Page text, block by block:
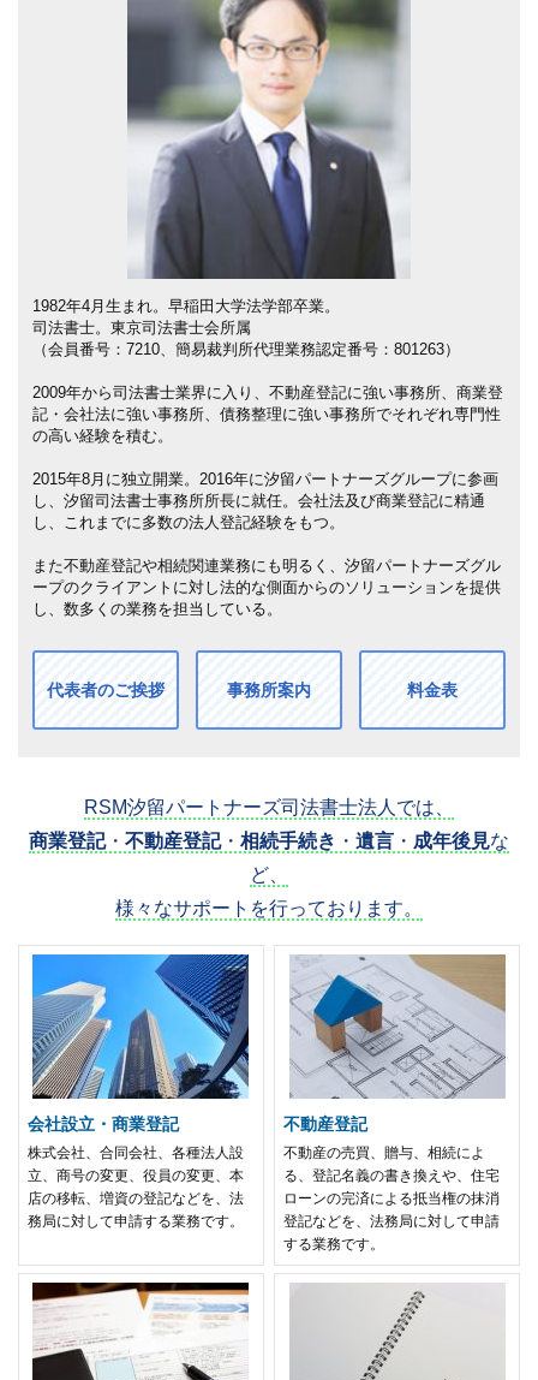
1982年4月生まれ。早稲田大学法学部卒業。
司法書士。東京司法書士会所属
（会員番号：7210、簡易裁判所代理業務認定番号：801263）
2009年から司法書士業界に入り、不動産登記に強い事務所、商業登
記・会社法に強い事務所、債務整理に強い事務所でそれぞれ専門性
の高い経験を積む。
2015年8月に独立開業。2016年に汐留パートナーズグループに参画
し、汐留司法書士事務所所長に就任。会社法及び商業登記に精通
し、これまでに多数の法人登記経験をもつ。
また不動産登記や相続関連業務にも明るく、汐留パートナーズグル
ープのクライアントに対し法的な側面からのソリューションを提供
し、数多くの業務を担当している。
代表者のご挨拶 事務所案内 料金表
RSM汐留パートナーズ司法書士法人では、
商業登記・ 不動産登記・ 相続手続き ・ 遺言 ・ 成年後見な
ど、
様々なサポートを行っております。
会社設立・商業登記
株式会社、合同会社、各種法人設
立、商号の変更、役員の変更、本
店の移転、増資の登記などを、法
務局に対して申請する業務です。
不動産登記
不動産の売買、贈与、相続によ
る、登記名義の書き換えや、住宅
ローンの完済による抵当権の抹消
登記などを、法務局に対して申請
する業務です。